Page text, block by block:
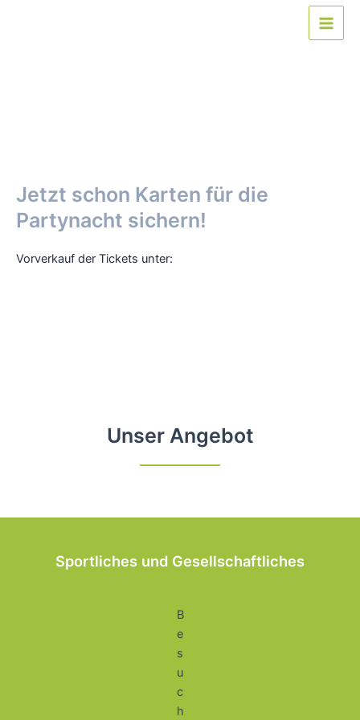
Main
Jetzt schon Karten für die
Partynacht sichern!
Vorverkauf der Tickets unter:
Unser Angebot
Sportliches und Gesellschaftliches
B
e
s
u
c
h